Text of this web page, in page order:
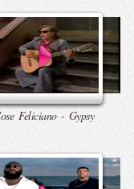
Feliciano - Gypsy